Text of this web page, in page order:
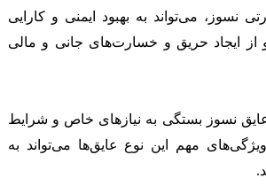
نسوز، می‌تواند به بهبود ایمنی و کارایی
از ایجاد حریق و خسارت‌های جانی و مالی
نسوز بستگی به نیازهای خاص و شرایط
مهم این نوع عایق‌ها می‌تواند به